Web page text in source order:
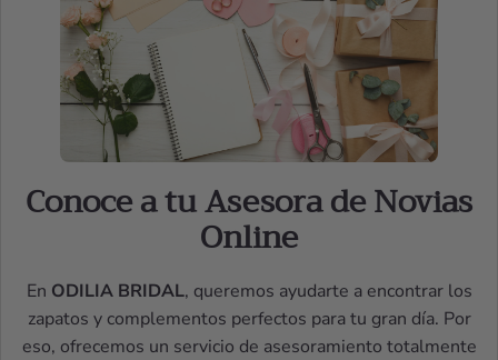
Conoce a tu Asesora de Novias
Online
En ODILIA BRIDAL, queremos ayudarte a encontrar los
zapatos y complementos perfectos para tu gran día. Por
eso, ofrecemos un servicio de asesoramiento totalmente